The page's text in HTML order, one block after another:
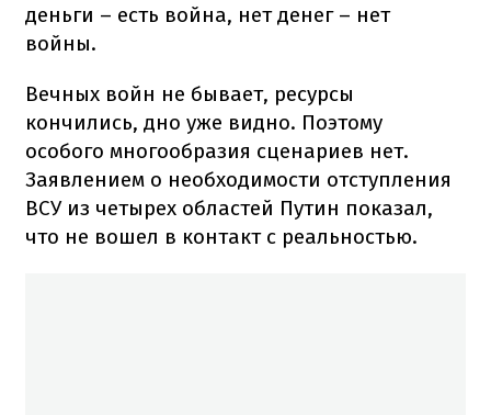
деньги – есть война, нет денег – нет
войны.
Вечных войн не бывает, ресурсы
кончились, дно уже видно. Поэтому
особого многообразия сценариев нет.
Заявлением о необходимости отступления
ВСУ из четырех областей Путин показал,
что не вошел в контакт с реальностью.